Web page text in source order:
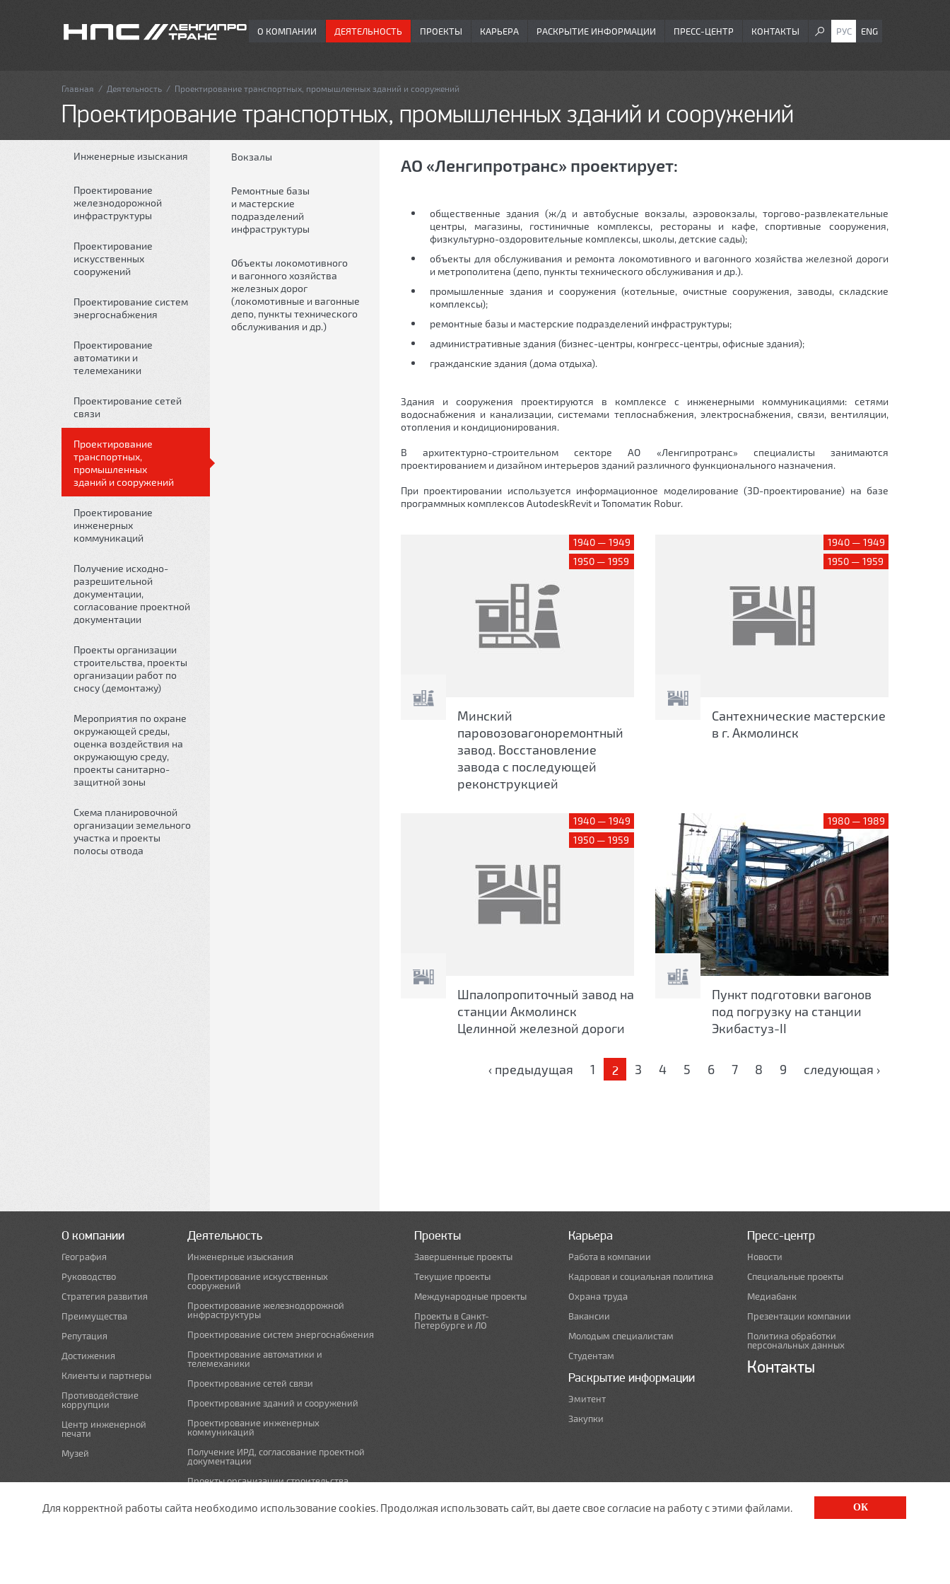
О КОМПАНИИ ДЕЯТЕЛЬНОСТЬ ПРОЕКТЫ КАРЬЕРА РАСКРЫТИЕ ИНФОРМАЦИИ ПРЕСС-ЦЕНТР КОНТАКТЫ РУС ENG
Главная / Деятельность / Проектирование транспортных, промышленных зданий и сооружений
Проектирование транспортных, промышленных зданий и сооружений
Инженерные изыскания
Проектирование
железнодорожной
инфраструктуры
Проектирование
искусственных
сооружений
Проектирование систем
энергоснабжения
Проектирование
автоматики и
телемеханики
Проектирование сетей
связи
Проектирование
транспортных,
промышленных
зданий и сооружений
Проектирование
инженерных
коммуникаций
Получение исходно-
разрешительной
документации,
согласование проектной
документации
Проекты организации
строительства, проекты
организации работ по
сносу (демонтажу)
Мероприятия по охране
окружающей среды,
оценка воздействия на
окружающую среду,
проекты санитарно-
защитной зоны
Схема планировочной
организации земельного
участка и проекты
полосы отвода
Вокзалы
Ремонтные базы
и мастерские
подразделений
инфраструктуры
Объекты локомотивного
и вагонного хозяйства
железных дорог
(локомотивные и вагонные
депо, пункты технического
обслуживания и др.)
АО «Ленгипротранс» проектирует:
общественные здания (ж/д и автобусные вокзалы, аэровокзалы, торгово-развлекательные
центры, магазины, гостиничные комплексы, рестораны и кафе, спортивные сооружения,
физкультурно-оздоровительные комплексы, школы, детские сады);
объекты для обслуживания и ремонта локомотивного и вагонного хозяйства железной дороги
и метрополитена (депо, пункты технического обслуживания и др.).
промышленные здания и сооружения (котельные, очистные сооружения, заводы, складские
комплексы);
ремонтные базы и мастерские подразделений инфраструктуры;
административные здания (бизнес-центры, конгресс-центры, офисные здания);
гражданские здания (дома отдыха).
Здания и сооружения проектируются в комплексе с инженерными коммуникациями: сетями
водоснабжения и канализации, системами теплоснабжения, электроснабжения, связи, вентиляции,
отопления и кондиционирования.
В архитектурно-строительном секторе АО «Ленгипротранс» специалисты занимаются
проектированием и дизайном интерьеров зданий различного функционального назначения.
При проектировании используется информационное моделирование (3D-проектирование) на базе
программных комплексов AutodeskRevit и Топоматик Robur.
1940 — 1949
1950 — 1959
Минский
паровозовагоноремонтный
завод. Восстановление
завода с последующей
реконструкцией
1940 — 1949
1950 — 1959
Сантехнические мастерские
в г. Акмолинск
1940 — 1949
1950 — 1959
Шпалопропиточный завод на
станции Акмолинск
Целинной железной дороги
1980 — 1989
Пункт подготовки вагонов
под погрузку на станции
Экибастуз-II
‹ предыдущая 1 2 3 4 5 6 7 8 9 следующая ›
О компании
География
Руководство
Стратегия развития
Преимущества
Репутация
Достижения
Клиенты и партнеры
Противодействие
коррупции
Центр инженерной
печати
Музей
Деятельность
Инженерные изыскания
Проектирование искусственных
сооружений
Проектирование железнодорожной
инфраструктуры
Проектирование систем энергоснабжения
Проектирование автоматики и
телемеханики
Проектирование сетей связи
Проектирование зданий и сооружений
Проектирование инженерных
коммуникаций
Получение ИРД, согласование проектной
документации
Проекты организации строительства,
Проекты
Завершенные проекты
Текущие проекты
Международные проекты
Проекты в Санкт-
Петербурге и ЛО
Карьера
Работа в компании
Кадровая и социальная политика
Охрана труда
Вакансии
Молодым специалистам
Студентам
Раскрытие информации
Эмитент
Закупки
Пресс-центр
Новости
Специальные проекты
Медиабанк
Презентации компании
Политика обработки
персональных данных
Контакты
Для корректной работы сайта необходимо использование cookies. Продолжая использовать сайт, вы даете свое согласие на работу с этими файлами. ОК